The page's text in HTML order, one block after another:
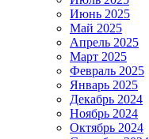
Июнь 2025
Май 2025
Апрель 2025
Март 2025
Февраль 2025
Январь 2025
Декабрь 2024
Ноябрь 2024
Октябрь 2024